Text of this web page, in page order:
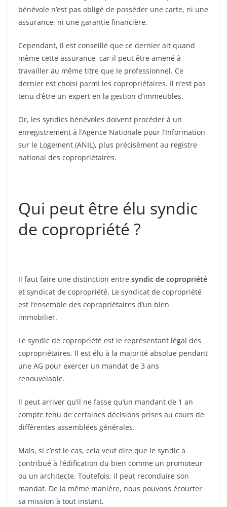
bénévole n’est pas obligé de posséder une carte, ni une
assurance, ni une garantie financière.
Cependant, il est conseillé que ce dernier ait quand
même cette assurance, car il peut être amené à
travailler au même titre que le professionnel. Ce
dernier est choisi parmi les copropriétaires. Il n’est pas
tenu d’être un expert en la gestion d’immeubles.
Or, les syndics bénévoles doivent procéder à un
enregistrement à l’Agence Nationale pour l’Information
sur le Logement (ANIL), plus précisément au registre
national des copropriétaires.
Qui peut être élu syndic
de copropriété ?
Il faut faire une distinction entre syndic de copropriété
et syndicat de copropriété. Le syndicat de copropriété
est l’ensemble des copropriétaires d’un bien
immobilier.
Le syndic de copropriété est le représentant légal des
copropriétaires. Il est élu à la majorité absolue pendant
une AG pour exercer un mandat de 3 ans
renouvelable.
Il peut arriver qu’il ne fasse qu’un mandant de 1 an
compte tenu de certaines décisions prises au cours de
différentes assemblées générales.
Mais, si c’est le cas, cela veut dire que le syndic a
contribué à l’édification du bien comme un promoteur
ou un architecte. Toutefois, il peut reconduire son
mandat. De la même manière, nous pouvons écourter
sa mission à tout instant.